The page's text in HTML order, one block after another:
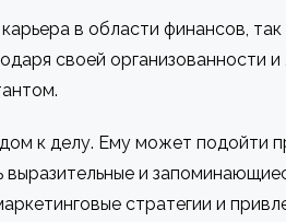
в области финансов,
своей организованности
к делу. Ему может подойти
и
стратегии и